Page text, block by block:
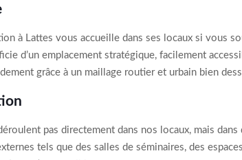
à Lattes vous accueille dans ses locaux si vous
d’un emplacement stratégique, facilement
grâce à un maillage routier et urbain bien
pas directement dans nos locaux, mais
tels que des salles de séminaires, des